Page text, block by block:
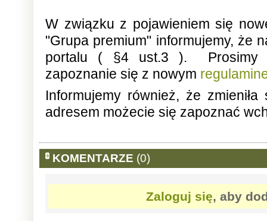
W związku z pojawieniem się
"Grupa premium" informujemy, że
portalu ( §4 ust.3 ). Prosimy
zapoznanie się z nowym
Informujemy również, że
adresem możecie się zapoznać
KOMENTARZE (0)
Zaloguj się, aby